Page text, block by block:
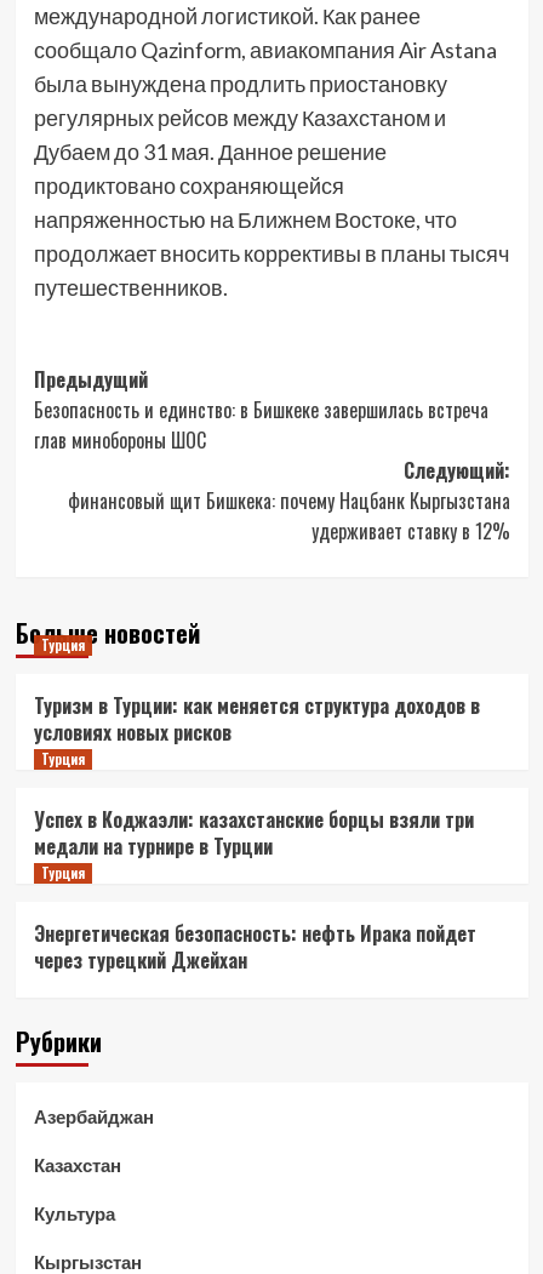
международной логистикой. Как ранее
сообщало Qazinform, авиакомпания Air Astana
была вынуждена продлить приостановку
регулярных рейсов между Казахстаном и
Дубаем до 31 мая. Данное решение
продиктовано сохраняющейся
напряженностью на Ближнем Востоке, что
продолжает вносить коррективы в планы тысяч
путешественников.
Навигация
записи
Предыдущий
Безопасность и единство: в Бишкеке завершилась встреча
глав минобороны ШОС
Следующий:
финансовый щит Бишкека: почему Нацбанк Кыргызстана
удерживает ставку в 12%
Больше новостей
Турция
Туризм в Турции: как меняется структура доходов в
условиях новых рисков
Турция
Успех в Коджаэли: казахстанские борцы взяли три
медали на турнире в Турции
Турция
Энергетическая безопасность: нефть Ирака пойдет
через турецкий Джейхан
Рубрики
Азербайджан
Казахстан
Культура
Кыргызстан